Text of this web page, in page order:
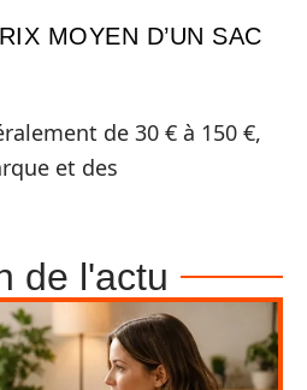
MOYEN D’UN SAC
de 30 € à 150 €,
et des
de l'actu